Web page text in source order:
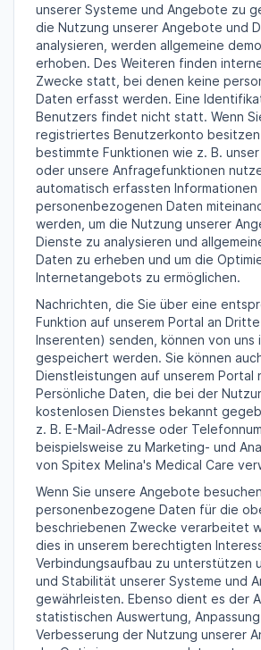
unserer Systeme und Angebote zu
die Nutzung unserer Angebote und
analysieren, werden allgemeine
erhoben. Des Weiteren finden
Zwecke statt, bei denen keine
Daten erfasst werden. Eine
Benutzers findet nicht statt. Wenn
registriertes Benutzerkonto
bestimmte Funktionen wie z. B.
oder unsere Anfragefunktionen
automatisch erfassten Informationen
personenbezogenen Daten
werden, um die Nutzung unserer
Dienste zu analysieren und
Daten zu erheben und um die
Internetangebots zu ermöglichen.
Nachrichten, die Sie über eine
Funktion auf unserem Portal an
Inserenten) senden, können von uns
gespeichert werden. Sie können
Dienstleistungen auf unserem Portal
Persönliche Daten, die bei der
kostenlosen Dienstes bekannt
z. B. E-Mail-Adresse oder
beispielsweise zu Marketing- und
von Spitex Melina's Medical Care
Wenn Sie unsere Angebote
personenbezogene Daten für die
beschriebenen Zwecke verarbeitet
dies in unserem berechtigten
Verbindungsaufbau zu unterstützen
und Stabilität unserer Systeme und
gewährleisten. Ebenso dient es der
statistischen Auswertung,
Verbesserung der Nutzung unserer